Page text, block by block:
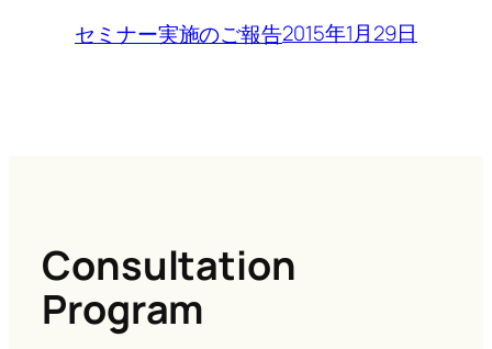
セミナー実施のご報告2015年1月29日
Consultation
Program